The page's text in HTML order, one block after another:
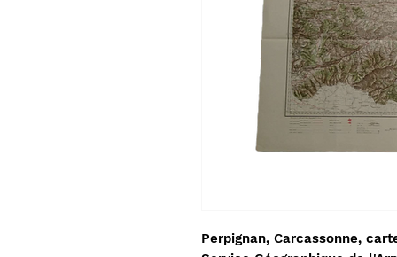
Perpignan, Carcassonne,